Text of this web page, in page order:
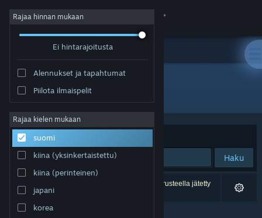
Kirjaudu sisään
Tietoa
Tuki
Vaihda kieli
Hanki Steam-mobiilisovellus
Rajaa hinnan mukaan
Ei hintarajoitusta
Alennukset ja tapahtumat
Piilota ilmaispelit
Rajaa kielen mukaan
suomi
kiina (yksinkertaistettu)
kiina (perinteinen)
japani
korea
Kehittäjä: Overhaul Games
Järjestelyperuste
Haku
0 tulosta vastaa hakuasi. 1 peli on asetustesi perusteella jätetty
pois.